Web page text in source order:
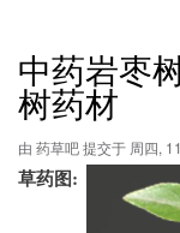
中药岩枣
树药材
由 药草吧提交于 周四,
草药图